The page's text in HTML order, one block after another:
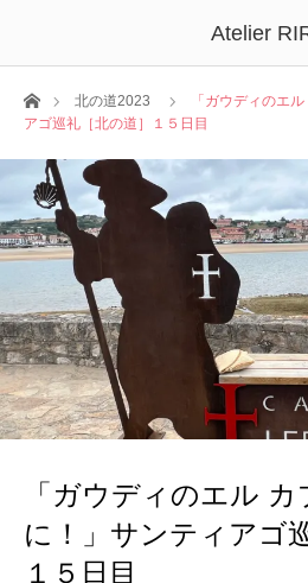
Atelier
ホーム北の道2023
「ガウディのエ
アゴ巡礼［北の道］１５日目
「ガウディのエル
に！」サンティアゴ
１５日目